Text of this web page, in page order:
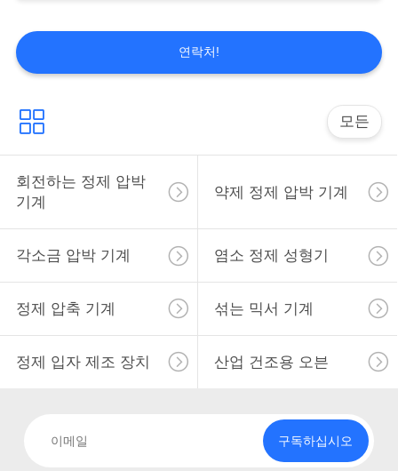
연락처!
모든
회전하는 정제 압박
기계
약제 정제 압박 기계
각소금 압박 기계 염소 정제 성형기
정제 압축 기계 섞는 믹서 기계
정제 입자 제조 장치 산업 건조용 오븐
구독하십시오